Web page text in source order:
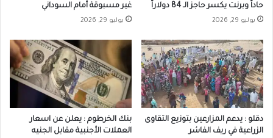
حاداً وبرنت يكسر حاجز الـ 84 دولاراً
يوليو 29, 2026
غير مسبوقة أمام السوداني
يوليو 29, 2026
دقلو : يدعم المزارعين بتوزيع التقاوى
الزراعية في ريف الفاشر
بنك الخرطوم : يعلن عن اسعار
العملات الأجنبية مقابل الجنيه